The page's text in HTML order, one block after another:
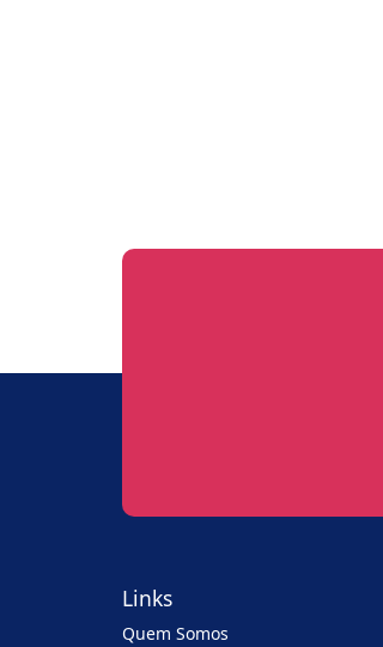
Links
Quem Somos